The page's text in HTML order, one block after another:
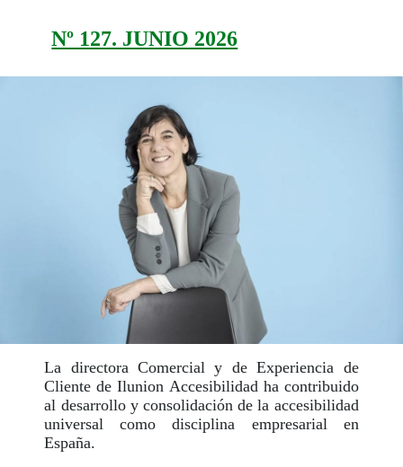
Nº 127. JUNIO 2026
La directora Comercial y de Experiencia de
Cliente de Ilunion Accesibilidad ha contribuido
al desarrollo y consolidación de la accesibilidad
universal como disciplina empresarial en
España.